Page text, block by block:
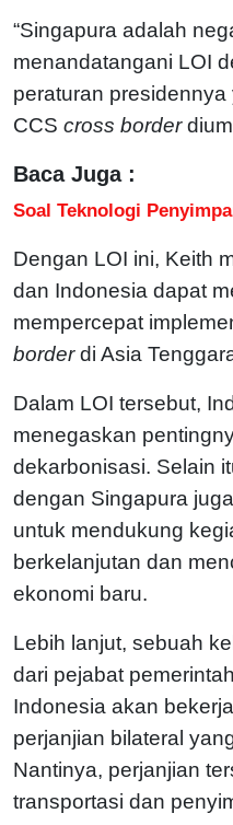
“Singapura adalah
menandatangani LOI
peraturan
CCS cross border
Baca Juga :
Soal Teknologi
Dengan LOI ini, Keith
dan Indonesia dapat
mempercepat
borderdi Asia
Dalam LOI tersebut,
menegaskan
dekarbonisasi. Selain
dengan Singapura
untuk mendukung
berkelanjutan dan
ekonomi baru.
Lebih lanjut, sebuah
dari pejabat
Indonesia akan
perjanjian bilateral
Nantinya, perjanjian
transportasi dan